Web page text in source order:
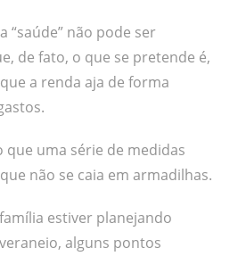
“saúde” não pode ser
de fato, o que se pretende é,
a renda aja de forma
que uma série de medidas
não se caia em armadilhas.
estiver planejando
alguns pontos